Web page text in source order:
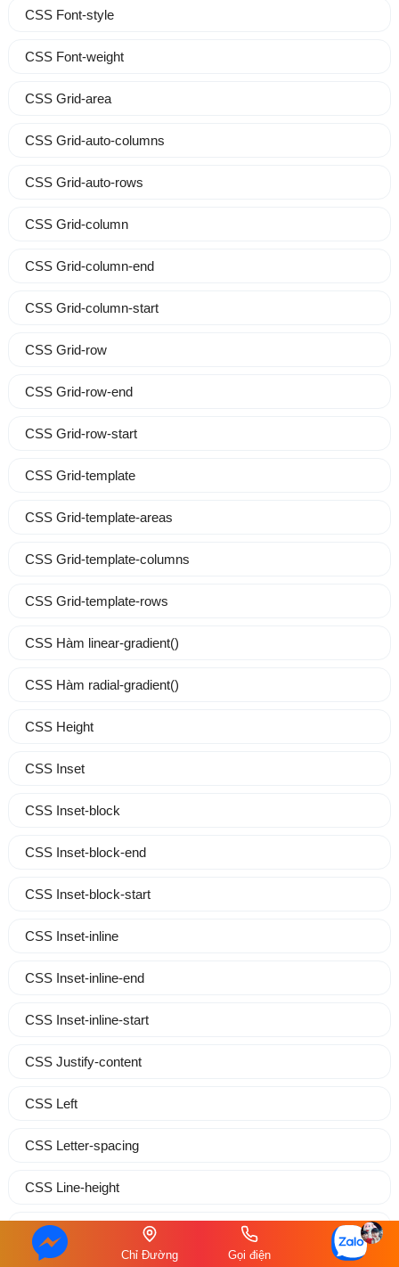
CSS Font-style
CSS Font-weight
CSS Grid-area
CSS Grid-auto-columns
CSS Grid-auto-rows
CSS Grid-column
CSS Grid-column-end
CSS Grid-column-start
CSS Grid-row
CSS Grid-row-end
CSS Grid-row-start
CSS Grid-template
CSS Grid-template-areas
CSS Grid-template-columns
CSS Grid-template-rows
CSS Hàm linear-gradient()
CSS Hàm radial-gradient()
CSS Height
CSS Inset
CSS Inset-block
CSS Inset-block-end
CSS Inset-block-start
CSS Inset-inline
CSS Inset-inline-end
CSS Inset-inline-start
CSS Justify-content
CSS Left
CSS Letter-spacing
CSS Line-height
CSS List-style
Chỉ Đường Gọi điện